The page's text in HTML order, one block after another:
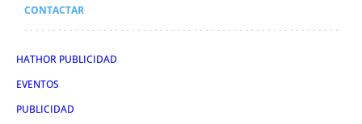
CONTACTAR
HATHOR PUBLICIDAD
EVENTOS
PUBLICIDAD